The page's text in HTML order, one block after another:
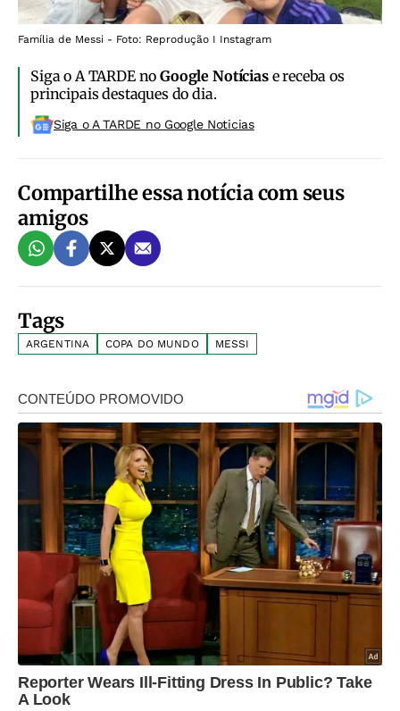
Família de Messi - Foto: Reprodução I Instagram
Siga o A TARDE noGoogle Notíciase receba os
principais destaques do dia.
Siga o A TARDE no Google Noticias
Compartilhe essa notícia com seus
amigos
Tags
ARGENTINA COPA DO MUNDO MESSI